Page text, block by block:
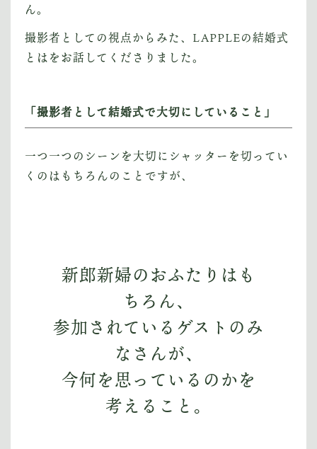
YouTube
ん。
撮影者としての視点からみた、LAPPLEの結婚式
とはをお話してくださりました。
「撮影者として結婚式で大切にしていること」
一つ一つのシーンを大切にシャッターを切ってい
くのはもちろんのことですが、
新郎新婦のおふたりはも
ちろん、
参加されているゲストのみ
なさんが、
今何を思っているのかを
考えること。